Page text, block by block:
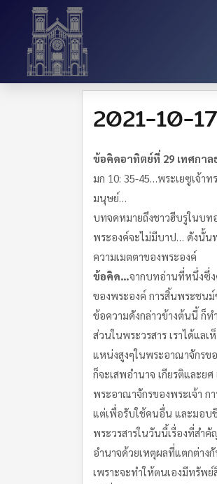
2021-10-
ข้อคิดอาทิตย์ที่ 29 เทศกาล
มก 10: 35-45…พระเยซูเจ้า
มนุษย์…
บทจดหมายถึงชาวฮีบรูในบท
พระองค์จะไม่มีบาป… ดังนั้นพ
ความเมตตาของพระองค์
ข้อคิด…จากบทอ่านที่หนึ่งซึ่ง
ของพระองค์ การสิ้นพระชนม์
ข้อความดังกล่าวข้างต้นนี้ ก็ท
ส่วนในพระวรสาร เราได้แล
แหน่งสูงๆในพระอาณาจักรข
ก็จะเสพอำนาจ เกียรติและ
พระอาณาจักรของพระเจ้า ก
แต่เพื่อรับใช้คนอื่น และมอบชี
พระวรสารในวันนี้เรื่องที่สำคั
อำนาจด้วยเหตุผลที่แตกต่าง
เพราะจะทำให้ตนเองมีทรัพ